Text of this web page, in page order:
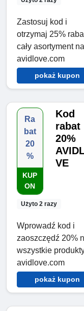
Zastosuj kod i
otrzymaj 25%
cały asortyment na
avidlove.com
pokaż kupon
Ra
bat
20
%
KUP
ON
Użyto 2 razy
Kod
rabat
20%
VE
Wprowadź kod i
zaoszczędź 20%
wszystkie
avidlove.com
pokaż kupon